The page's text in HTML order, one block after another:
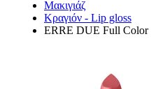
Μακιγιάζ
Κραγιόν - Lip gloss
ERRE DUE Full Color